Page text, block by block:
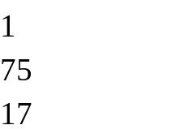
1
75
17